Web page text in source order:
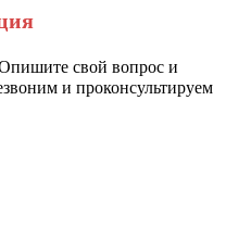
свой вопрос и
и проконсультируем